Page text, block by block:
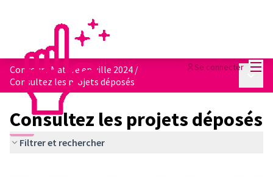
Se connecter
Concours Nature en ville 2024 /
Consultez les projets déposés
Consultez les projets déposés
Filtrer et rechercher